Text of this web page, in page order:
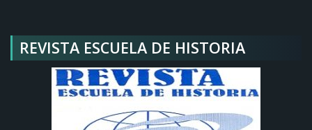
REVISTA ESCUELA DE HISTORIA